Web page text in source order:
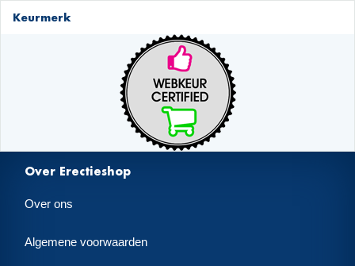
Keurmerk
Over Erectieshop
Over ons
Algemene voorwaarden